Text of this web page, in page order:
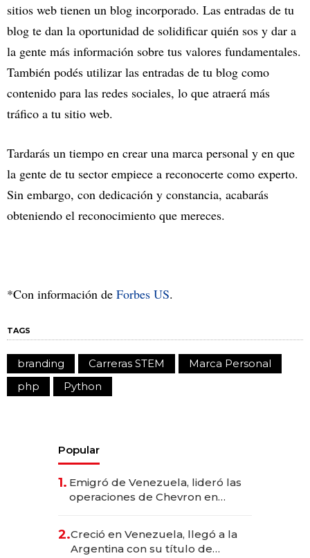
sitios web tienen un blog incorporado. Las entradas de tu
blog te dan la oportunidad de solidificar quién sos y dar a
la gente más información sobre tus valores fundamentales.
También podés utilizar las entradas de tu blog como
contenido para las redes sociales, lo que atraerá más
tráfico a tu sitio web.
Tardarás un tiempo en crear una marca personal y en que
la gente de tu sector empiece a reconocerte como experto.
Sin embargo, con dedicación y constancia, acabarás
obteniendo el reconocimiento que mereces.
*Con información de Forbes US.
TAGS
branding Carreras STEM
Marca Personal
php
Python
Popular
1. Emigró de Venezuela, lideró las
operaciones de Chevron en
2.Creció en Venezuela, llegó a la
Argentina con su título de